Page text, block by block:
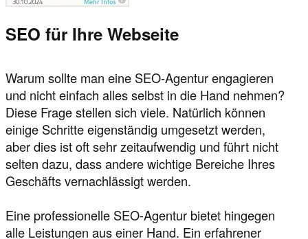
SEO für Ihre Webseite
Warum sollte man eine SEO-Agentur engagieren
und nicht einfach alles selbst in die Hand nehmen?
Diese Frage stellen sich viele. Natürlich können
einige Schritte eigenständig umgesetzt werden,
aber dies ist oft sehr zeitaufwendig und führt nicht
selten dazu, dass andere wichtige Bereiche Ihres
Geschäfts vernachlässigt werden.
Eine professionelle SEO-Agentur bietet hingegen
alle Leistungen aus einer Hand. Ein erfahrener